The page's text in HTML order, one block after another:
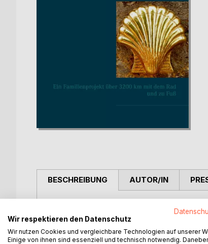
BESCHREIBUNG
Pilgern mit Kindern? Geht das überhaupt?
Eines Morgens macht sich die fünfköpfige
Compostela!
AUTOR/IN
Wir respektieren den Datenschutz
Wir nutzen Cookies und vergleichbare Technologien auf unserer
Einige von ihnen sind essenziell und technisch notwendig.